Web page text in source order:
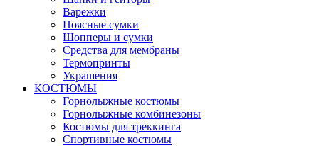
Варежки
Поясные сумки
Шопперы и сумки
Средства для мембраны
Термопринты
Украшения
КОСТЮМЫ
Горнолыжные костюмы
Горнолыжные комбинезоны
Костюмы для треккинга
Спортивные костюмы